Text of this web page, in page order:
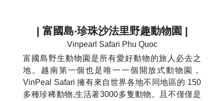
| 富國島‧珍珠沙法里野趣動物園 |
Vinpearl Safari Phu Quoc
富國島野生動物園是所有愛好動物的旅人必去之
地。越南第一個也是唯一一個開放式動物園，
VinPeal Safari 擁有來自世界各地不同地區的 150
多種珍稀動物,生活著3000多隻動物。且不僅僅是